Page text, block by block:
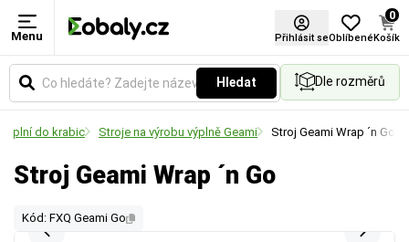
Menu Přihlásit seOblíbené
0
Košík
Hledat Dle rozměrů
do krabic Stroje na výrobu výplně Geami Stroj Geami Wrap ´n Go
Stroj Geami Wrap ´n Go
Kód: FXQ Geami Go